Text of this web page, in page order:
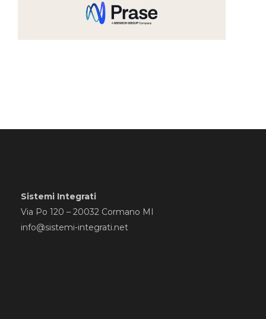
Sistemi Integrati
Via Po 120 – 20032 Cormano MI
info@sistemi-integrati.net